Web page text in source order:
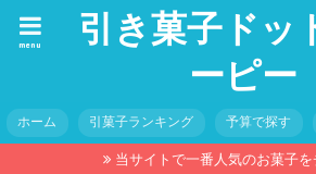
引き菓子ドッ
ーピー
menu
ホーム 引菓子ランキング 予算で探す
当サイトで一番人気のお菓子を